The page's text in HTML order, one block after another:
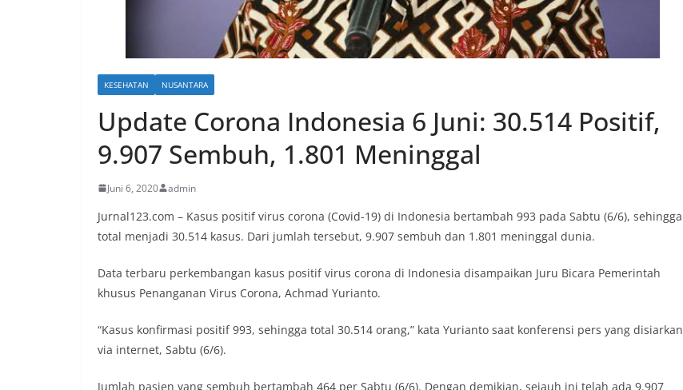
KESEHATAN NUSANTARA
Update Corona Indonesia 6 Juni: 30.514 Positif,
9.907 Sembuh, 1.801 Meninggal
Juni 6, 2020 admin
Jurnal123.com – Kasus positif virus corona (Covid-19) di Indonesia bertambah 993 pada Sabtu (6/6), sehingga
total menjadi 30.514 kasus. Dari jumlah tersebut, 9.907 sembuh dan 1.801 meninggal dunia.
Data terbaru perkembangan kasus positif virus corona di Indonesia disampaikan Juru Bicara Pemerintah
khusus Penanganan Virus Corona, Achmad Yurianto.
“Kasus konfirmasi positif 993, sehingga total 30.514 orang,” kata Yurianto saat konferensi pers yang disiarkan
via internet, Sabtu (6/6).
Jumlah pasien yang sembuh bertambah 464 per Sabtu (6/6). Dengan demikian, sejauh ini telah ada 9.907